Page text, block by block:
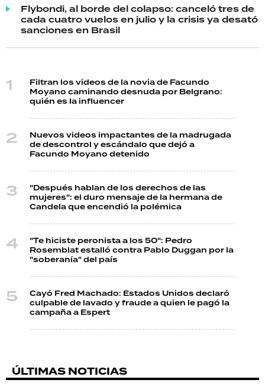
Flybondi, al borde del colapso: canceló tres de
cada cuatro vuelos en julio y la crisis ya desató
sanciones en Brasil
Filtran los videos de la novia de Facundo
Moyano caminando desnuda por Belgrano:
quién es la influencer
Nuevos videos impactantes de la madrugada
de descontrol y escándalo que dejó a
Facundo Moyano detenido
"Después hablan de los derechos de las
mujeres": el duro mensaje de la hermana de
Candela que encendió la polémica
"Te hiciste peronista a los 50": Pedro
Rosemblat estalló contra Pablo Duggan por la
"soberanía" del país
Cayó Fred Machado: Estados Unidos declaró
culpable de lavado y fraude a quien le pagó la
campaña a Espert
ÚLTIMAS NOTICIAS